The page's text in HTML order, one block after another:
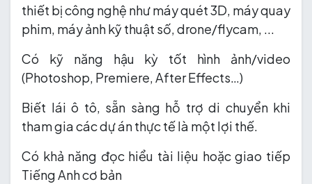
thiết bị công nghệ như máy quét 3D, máy quay
phim, máy ảnh kỹ thuật số, drone/flycam, ...
Có kỹ năng hậu kỳ tốt hình ảnh/video
(Photoshop, Premiere, After Effects…)
Biết lái ô tô, sẵn sàng hỗ trợ di chuyển khi
tham gia các dự án thực tế là một lợi thế.
Có khả năng đọc hiểu tài liệu hoặc giao tiếp
Tiếng Anh cơ bản